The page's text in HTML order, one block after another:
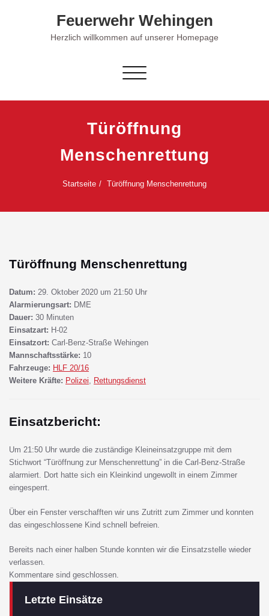
Feuerwehr Wehingen
Herzlich willkommen auf unserer Homepage
Schalte Navigation
Türöffnung
Menschenrettung
Startseite Türöffnung Menschenrettung
Türöffnung Menschenrettung
Datum: 29. Oktober 2020 um 21:50 Uhr
Alarmierungsart: DME
Dauer: 30 Minuten
Einsatzart: H-02
Einsatzort: Carl-Benz-Straße Wehingen
Mannschaftsstärke: 10
Fahrzeuge: HLF 20/16
Weitere Kräfte: Polizei, Rettungsdienst
Einsatzbericht:
Um 21:50 Uhr wurde die zuständige Kleineinsatzgruppe mit dem
Stichwort “Türöffnung zur Menschenrettung” in die Carl-Benz-Straße
alarmiert. Dort hatte sich ein Kleinkind ungewollt in einem Zimmer
eingesperrt.
Über ein Fenster verschafften wir uns Zutritt zum Zimmer und konnten
das eingeschlossene Kind schnell befreien.
Bereits nach einer halben Stunde konnten wir die Einsatzstelle wieder
verlassen.
Kommentare sind geschlossen.
Letzte Einsätze